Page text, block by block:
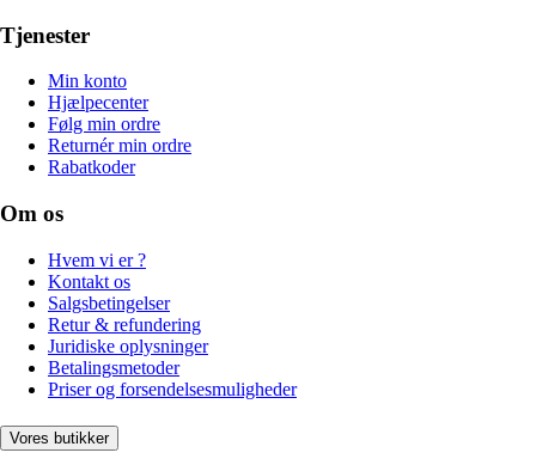
Tjenester
Min konto
Hjælpecenter
Følg min ordre
Returnér min ordre
Rabatkoder
Om os
Hvem vi er ?
Kontakt os
Salgsbetingelser
Retur & refundering
Juridiske oplysninger
Betalingsmetoder
Priser og forsendelsesmuligheder
Vores butikker